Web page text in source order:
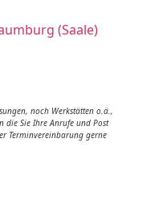
(Saale)
noch Werkstätten o.ä.,
die Sie Ihre Anrufe und Post
Terminvereinbarung gerne